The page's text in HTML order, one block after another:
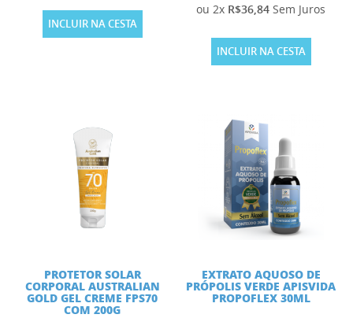
INCLUIR NA CESTA
ou 2x R$36,84 Sem Juros
INCLUIR NA CESTA
PROTETOR SOLAR
CORPORAL AUSTRALIAN
GOLD GEL CREME FPS70
COM 200G
EXTRATO AQUOSO DE
PRÓPOLIS VERDE APISVIDA
PROPOFLEX 30ML